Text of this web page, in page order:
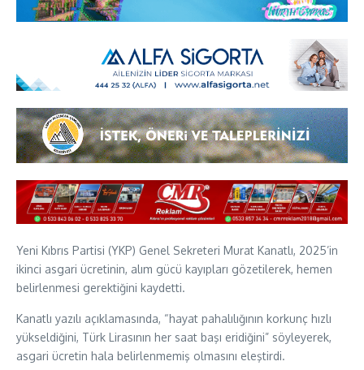
Yeni Kıbrıs Partisi (YKP) Genel Sekreteri Murat Kanatlı, 2025’in
ikinci asgari ücretinin, alım gücü kayıpları gözetilerek, hemen
belirlenmesi gerektiğini kaydetti.
Kanatlı yazılı açıklamasında, “hayat pahalılığının korkunç hızlı
yükseldiğini, Türk Lirasının her saat başı eridiğini” söyleyerek,
asgari ücretin hala belirlenmemiş olmasını eleştirdi.